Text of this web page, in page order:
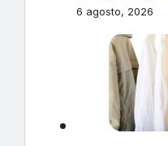
6 agosto, 2026